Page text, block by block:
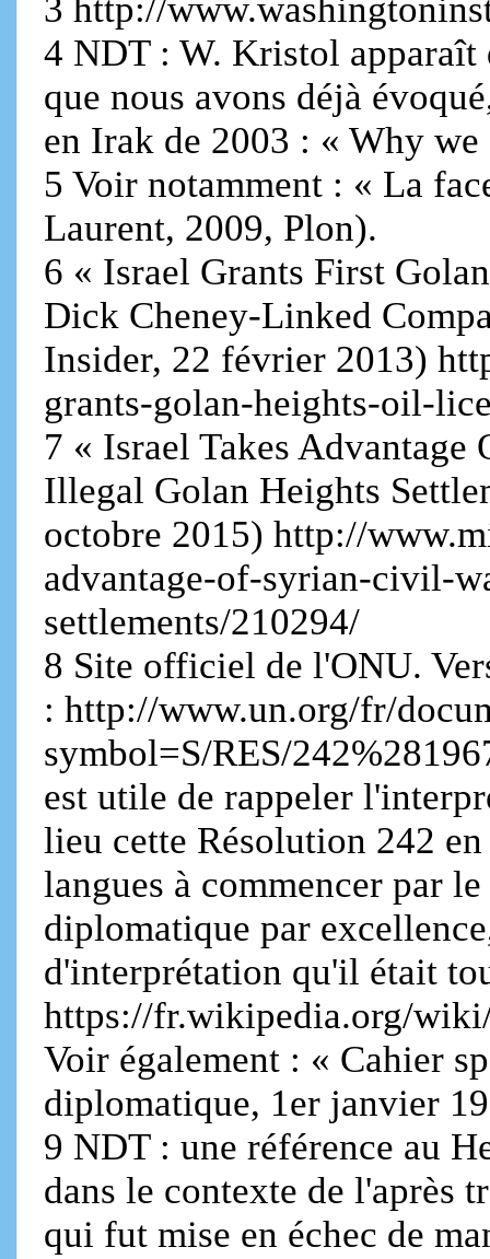
3 http://
4 NDT : W. Kristol apparaît
que nous avons déjà
en Irak de 2003 : « Why
5 Voir notamment : « La
Laurent, 2009, Plon).
6 « Israel Grants First
Dick Cheney-Linked
Insider, 22 février 2013)
grants-golan-heights-oil-
7 « Israel Takes
Illegal Golan Heights
octobre 2015) http://
advantage-of-syrian-civil-
settlements/210294/
8 Site officiel de l'ONU.
: http://www.un.org/fr/
symbol=S/RES/
est utile de rappeler
lieu cette Résolution 242
langues à commencer par
diplomatique par
d'interprétation qu'il était
https://fr.wikipedia.org/
Voir également : « Cahier
diplomatique, 1er janvier
9 NDT : une référence au
dans le contexte de l'après
qui fut mise en échec de